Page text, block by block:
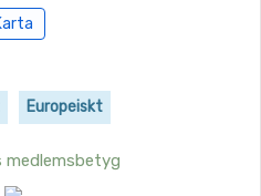
Europeiskt
medlemsbetyg